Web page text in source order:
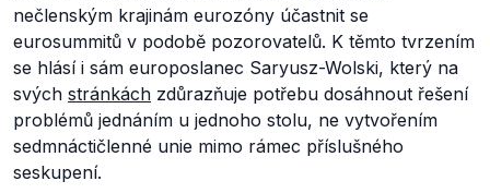
nečlenským krajinám eurozóny účastnit se
eurosummitů v podobě pozorovatelů. K těmto tvrzením
se hlásí i sám europoslanec Saryusz-Wolski, který na
svých stránkách zdůrazňuje potřebu dosáhnout řešení
problémů jednáním u jednoho stolu, ne vytvořením
sedmnáctičlenné unie mimo rámec příslušného
seskupení.